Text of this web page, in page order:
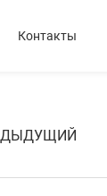
Контакты